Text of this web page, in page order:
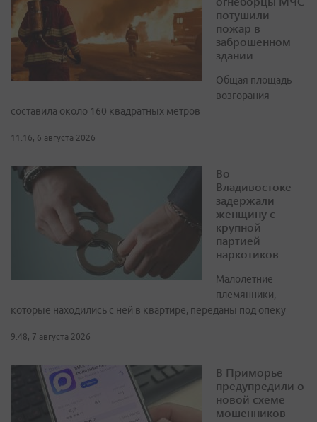
потушили
пожар в
заброшенном
здании
Общая площадь
возгорания
составила около 160 квадратных метров
11:16, 6 августа 2026
Во
Владивостоке
задержали
женщину с
крупной
партией
наркотиков
Малолетние
племянники,
которые находились с ней в квартире, переданы под опеку
9:48, 7 августа 2026
В Приморье
предупредили о
новой схеме
мошенников